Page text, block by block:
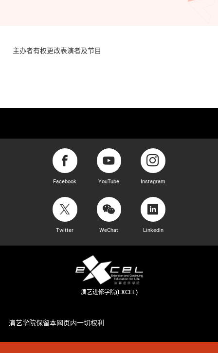
主办者有权更改表演者及节目
Facebook YouTube Instagram
Twitter WeChat LinkedIn
演艺进修学院(EXCEL)
演艺学院保留本网页内一切权利